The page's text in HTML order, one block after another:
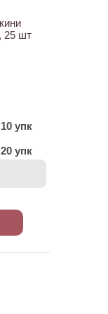
25 шт
упк
упк